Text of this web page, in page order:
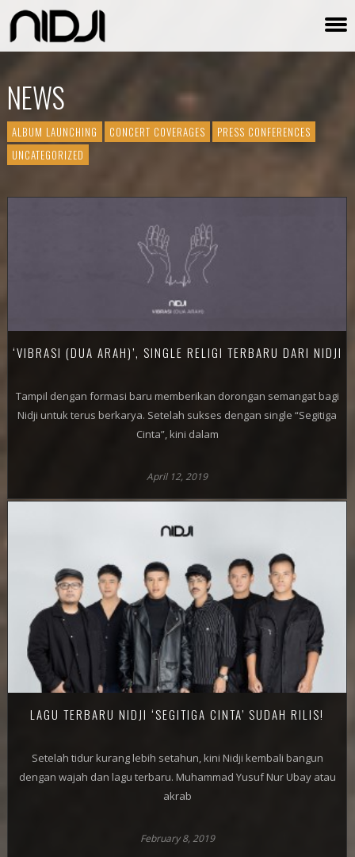
NEWS
ALBUM LAUNCHING CONCERT COVERAGES
PRESS CONFERENCES
UNCATEGORIZED
‘VIBRASI (DUA ARAH)’, SINGLE RELIGI TERBARU DARI NIDJI
Tampil dengan formasi baru memberikan dorongan semangat bagi
Nidji untuk terus berkarya. Setelah sukses dengan single “Segitiga
Cinta”, kini dalam
April 12, 2019
LAGU TERBARU NIDJI ‘SEGITIGA CINTA’ SUDAH RILIS!
Setelah tidur kurang lebih setahun, kini Nidji kembali bangun
dengan wajah dan lagu terbaru. Muhammad Yusuf Nur Ubay atau
akrab
February 8, 2019